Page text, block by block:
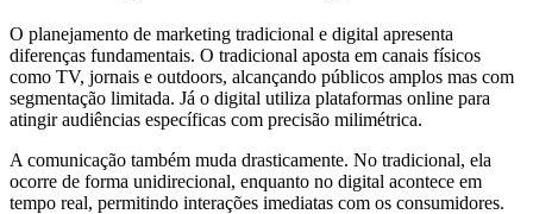
O planejamento de marketing tradicional e digital apresenta
diferenças fundamentais. O tradicional aposta em canais físicos
como TV, jornais e outdoors, alcançando públicos amplos mas com
segmentação limitada. Já o digital utiliza plataformas online para
atingir audiências específicas com precisão milimétrica.
A comunicação também muda drasticamente. No tradicional, ela
ocorre de forma unidirecional, enquanto no digital acontece em
tempo real, permitindo interações imediatas com os consumidores.